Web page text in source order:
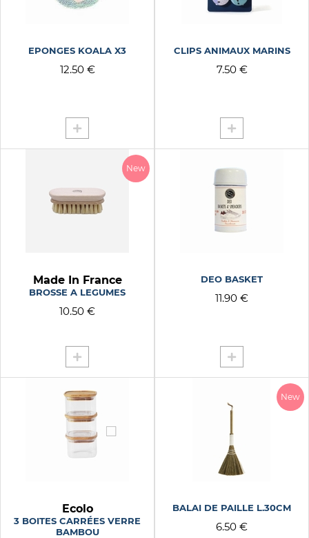
EPONGES KOALA X3
12.50 €
CLIPS ANIMAUX MARINS
7.50 €
New
Made In France
BROSSE A LEGUMES
10.50 €
DEO BASKET
11.90 €
Ecolo
3 BOITES CARRÉES VERRE
BAMBOU
New
BALAI DE PAILLE L.30CM
6.50 €